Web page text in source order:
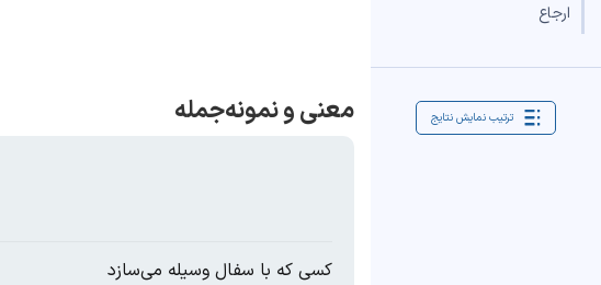
ارجاع
ترتیب نمایش نتایج معنی و نمونه‌جمله
کسی که با سفال وسیله می‌سازد